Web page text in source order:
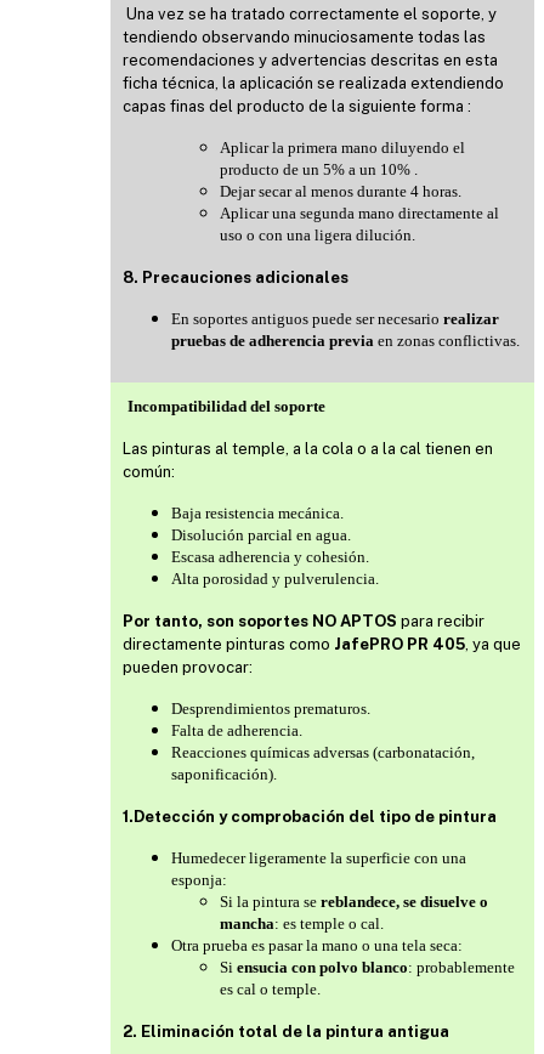
Una vez se ha tratado correctamente el soporte, y
tendiendo observando minuciosamente todas las
recomendaciones y advertencias descritas en esta
ficha técnica, la aplicación se realizada extendiendo
capas finas del producto de la siguiente forma :
Aplicar la primera mano diluyendo el
producto de un 5% a un 10% .
Dejar secar al menos durante 4 horas.
Aplicar una segunda mano directamente al
uso o con una ligera dilución.
8. Precauciones adicionales
En soportes antiguos puede ser necesario realizar
pruebas de adherencia previa en zonas conflictivas.
Incompatibilidad del soporte
Las pinturas al temple, a la cola o a la cal tienen en
común:
Baja resistencia mecánica.
Disolución parcial en agua.
Escasa adherencia y cohesión.
Alta porosidad y pulverulencia.
Por tanto, son soportes NO APTOS para recibir
directamente pinturas como JafePRO PR 405 , ya que
pueden provocar:
Desprendimientos prematuros.
Falta de adherencia.
Reacciones químicas adversas (carbonatación,
saponificación).
1.Detección y comprobación del tipo de pintura
Humedecer ligeramente la superficie con una
esponja:
Si la pintura se reblandece, se disuelve o
mancha: es temple o cal.
Otra prueba es pasar la mano o una tela seca:
Si ensucia con polvo blanco: probablemente
es cal o temple.
2. Eliminación total de la pintura antigua